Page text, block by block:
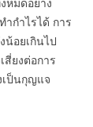
ำกำไรได้ การ
อยเกินไป
ยงต่อการ
ป็นกุญแจ